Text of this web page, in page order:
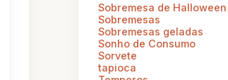
Sobremesa de Halloween
Sobremesas
Sobremesas geladas
Sonho de Consumo
Sorvete
tapioca